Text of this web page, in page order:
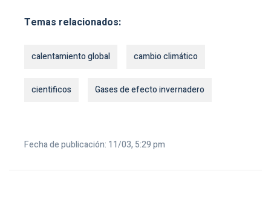
Temas relacionados:
calentamiento global cambio climático
cientificos Gases de efecto invernadero
Fecha de publicación: 11/03, 5:29 pm